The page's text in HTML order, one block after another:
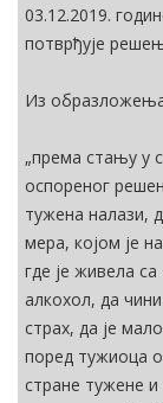
03.12.2019.
потврђује
Из
„према стању у
оспореног
тужена налази,
мера, којом је
где је живела
алкохол, да
страх, да је
поред тужиоца
стране тужене